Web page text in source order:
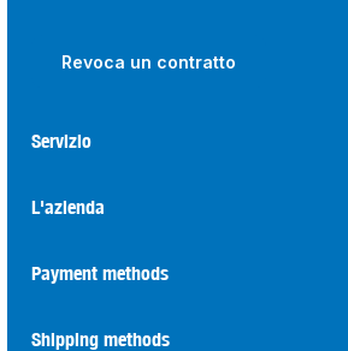
Revoca un contratto
Servizio
L'azienda
Payment methods
Shipping methods